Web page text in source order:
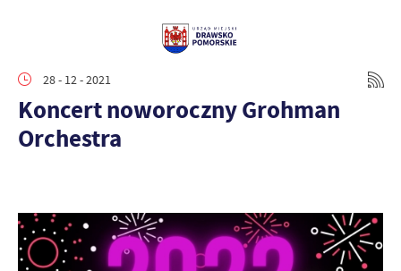
28 - 12 - 2021
Koncert noworoczny Grohman
Orchestra